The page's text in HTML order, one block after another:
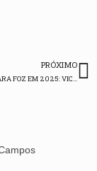
PRÓXIMO